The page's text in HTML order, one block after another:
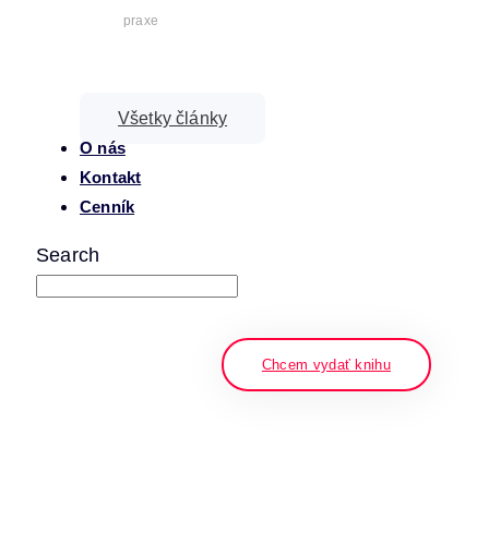
praxe
Všetky články
O nás
Kontakt
Cenník
Search
Chcem vydať knihu